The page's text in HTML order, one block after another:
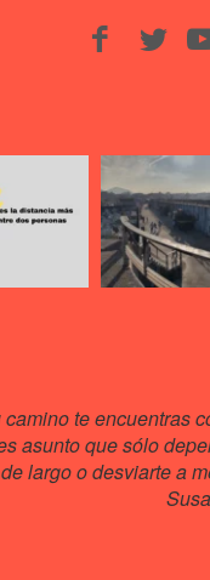
te encuentras
asunto que sólo
largo o desviarte a